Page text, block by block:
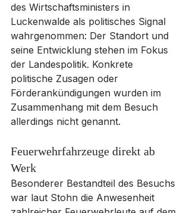
des Wirtschaftsministers in
Luckenwalde als politisches Signal
wahrgenommen: Der Standort und
seine Entwicklung stehen im Fokus
der Landespolitik. Konkrete
politische Zusagen oder
Förderankündigungen wurden im
Zusammenhang mit dem Besuch
allerdings nicht genannt.
Feuerwehrfahrzeuge direkt ab
Werk
Besonderer Bestandteil des Besuchs
war laut Stohn die Anwesenheit